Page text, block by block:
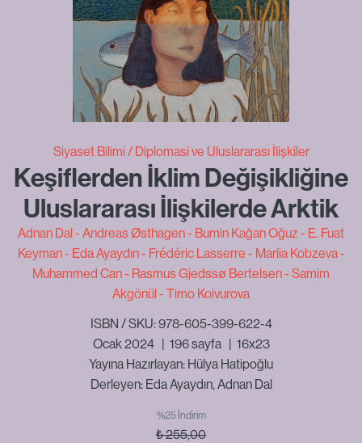
Siyaset Bilimi Diplomasi ve Uluslararası İlişkiler
Keşiflerden İklim Değişikliğine
Uluslararası İlişkilerde Arktik
Adnan Dal Andreas Østhagen Bumin Kağan Oğuz
E. Fuat
Keyman
Eda Ayaydın Frédéric Lasserre
Mariia Kobzeva
Muhammed Can
Rasmus Gjedssø Bertelsen Samim
Akgönül Timo Koivurova
ISBN / SKU: 978-605-399-622-4
Ocak 2024 | 196sayfa | 16x23
Yayına Hazırlayan: Hülya Hatipoğlu
Derleyen: Eda Ayaydın, Adnan Dal
%25 İndirim
₺255,00